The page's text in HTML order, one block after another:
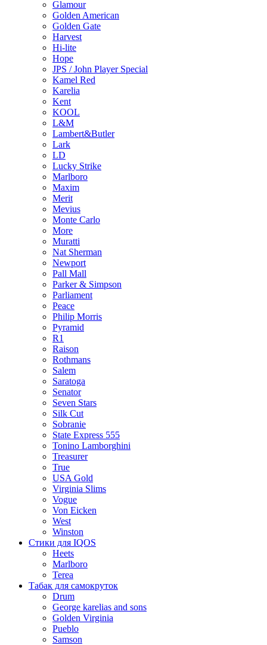
Glamour
Golden American
Golden Gate
Harvest
Hi-lite
Hope
JPS / John Player Special
Kamel Red
Karelia
Kent
KOOL
L&M
Lambert&Butler
Lark
LD
Lucky Strike
Marlboro
Maxim
Merit
Mevius
Monte Carlo
More
Muratti
Nat Sherman
Newport
Pall Mall
Parker & Simpson
Parliament
Peace
Philip Morris
Pyramid
R1
Raison
Rothmans
Salem
Saratoga
Senator
Seven Stars
Silk Cut
Sobranie
State Express 555
Tonino Lamborghini
Treasurer
True
USA Gold
Virginia Slims
Vogue
Von Eicken
West
Winston
Стики для IQOS
Heets
Marlboro
Terea
Табак для самокруток
Drum
George karelias and sons
Golden Virginia
Pueblo
Samson